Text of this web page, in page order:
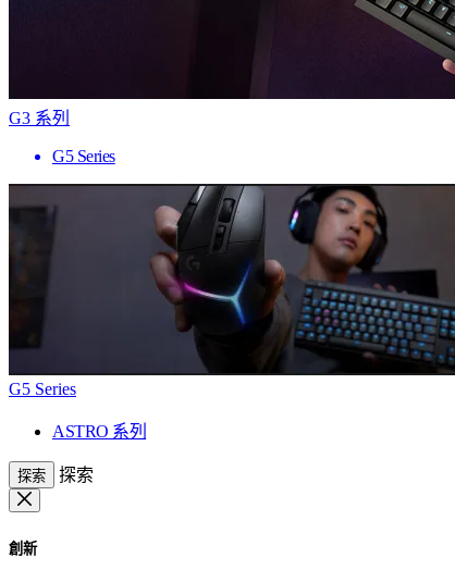
G3 系列
G5 Series
G5 Series
ASTRO 系列
探索 探索
創新